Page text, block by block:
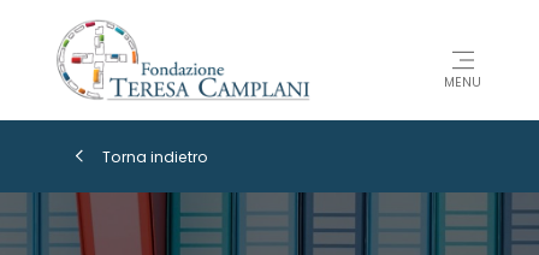
MENU
Torna indietro